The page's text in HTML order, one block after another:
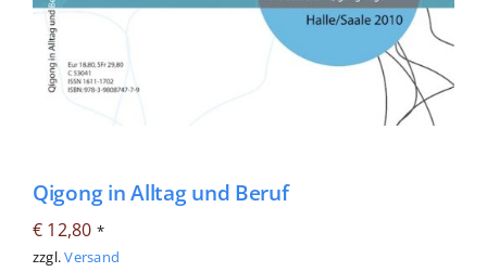
Qigong in Alltag und Beruf
€ 12,80 *
zzgl.Versand